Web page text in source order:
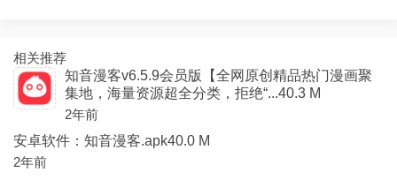
相关推荐
知音漫客v6.5.9会员版【全网原创精品热门漫画聚
集地，海量资源超全分类，拒绝“...40.3 M
2年前
安卓软件：知音漫客.apk40.0 M
2年前